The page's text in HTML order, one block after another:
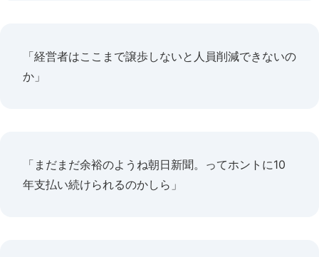
「経営者はここまで譲歩しないと人員削減できないの
か」
「まだまだ余裕のようね朝日新聞。ってホントに10
年支払い続けられるのかしら」